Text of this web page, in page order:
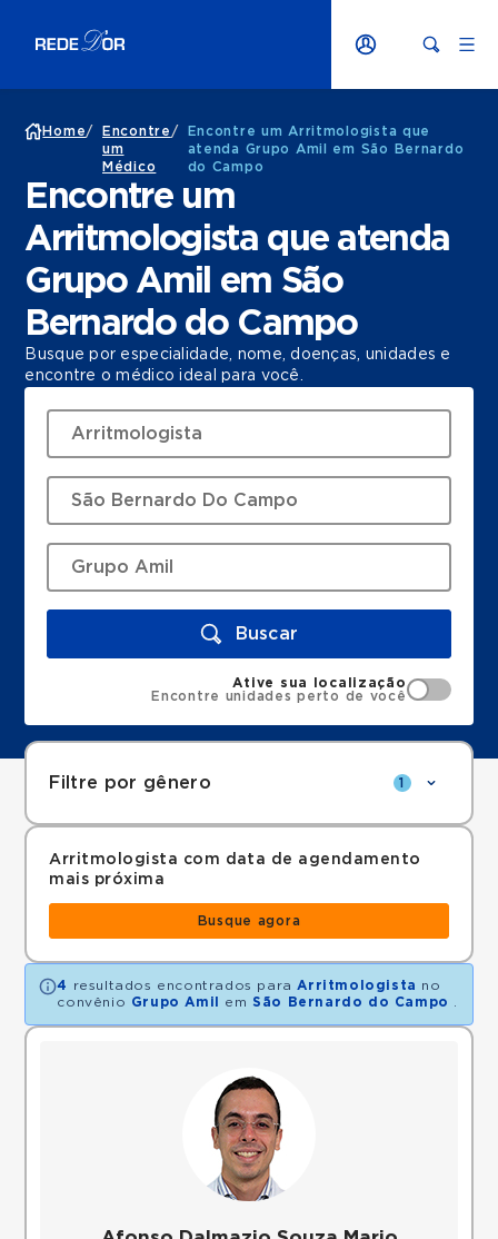
Home/
Encontre
um
Médico
/
Encontre um Arritmologista que
atenda Grupo Amil em São Bernardo
do Campo
Encontre um
Arritmologista que atenda
Grupo Amil em São
Bernardo do Campo
Busque por especialidade, nome, doenças, unidades e
encontre o médico ideal para você.
Buscar
Ative sua localização
Encontre unidades perto de você
Filtre por gênero 1
Arritmologista com data de agendamento
mais próxima
Busque agora
4 resultados encontrados para Arritmologista no
convênio Grupo Amil em São Bernardo do Campo